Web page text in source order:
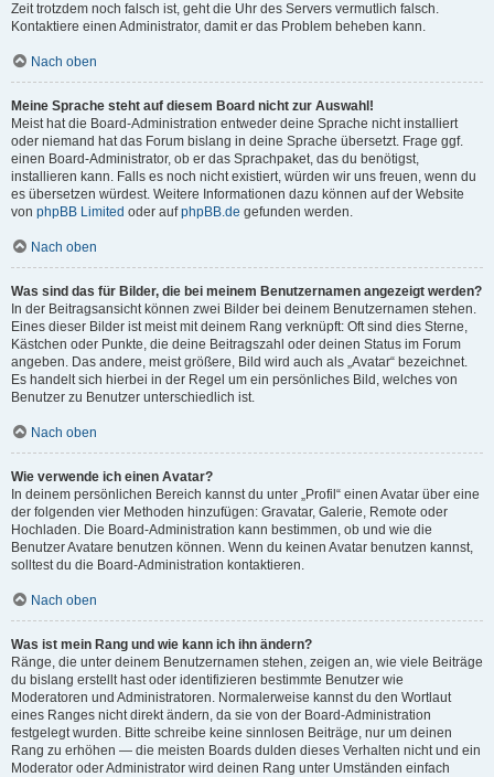
Zeit trotzdem noch falsch ist, geht die Uhr des Servers vermutlich falsch.
Kontaktiere einen Administrator, damit er das Problem beheben kann.
Nach oben
Meine Sprache steht auf diesem Board nicht zur Auswahl!
Meist hat die Board-Administration entweder deine Sprache nicht installiert
oder niemand hat das Forum bislang in deine Sprache übersetzt. Frage ggf.
einen Board-Administrator, ob er das Sprachpaket, das du benötigst,
installieren kann. Falls es noch nicht existiert, würden wir uns freuen, wenn du
es übersetzen würdest. Weitere Informationen dazu können auf der Website
von phpBB Limited oder aufphpBB.de gefunden werden.
Nach oben
Was sind das für Bilder, die bei meinem Benutzernamen angezeigt werden?
In der Beitragsansicht können zwei Bilder bei deinem Benutzernamen stehen.
Eines dieser Bilder ist meist mit deinem Rang verknüpft: Oft sind dies Sterne,
Kästchen oder Punkte, die deine Beitragszahl oder deinen Status im Forum
angeben. Das andere, meist größere, Bild wird auch als „Avatar“ bezeichnet.
Es handelt sich hierbei in der Regel um ein persönliches Bild, welches von
Benutzer zu Benutzer unterschiedlich ist.
Nach oben
Wie verwende ich einen Avatar?
In deinem persönlichen Bereich kannst du unter „Profil“ einen Avatar über eine
der folgenden vier Methoden hinzufügen: Gravatar, Galerie, Remote oder
Hochladen. Die Board-Administration kann bestimmen, ob und wie die
Benutzer Avatare benutzen können. Wenn du keinen Avatar benutzen kannst,
solltest du die Board-Administration kontaktieren.
Nach oben
Was ist mein Rang und wie kann ich ihn ändern?
Ränge, die unter deinem Benutzernamen stehen, zeigen an, wie viele Beiträge
du bislang erstellt hast oder identifizieren bestimmte Benutzer wie
Moderatoren und Administratoren. Normalerweise kannst du den Wortlaut
eines Ranges nicht direkt ändern, da sie von der Board-Administration
festgelegt wurden. Bitte schreibe keine sinnlosen Beiträge, nur um deinen
Rang zu erhöhen — die meisten Boards dulden dieses Verhalten nicht und ein
Moderator oder Administrator wird deinen Rang unter Umständen einfach